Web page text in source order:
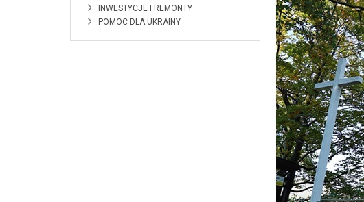
INWESTYCJE I REMONTY
POMOC DLA UKRAINY